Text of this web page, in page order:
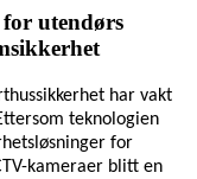
utendørs
har vakt
teknologien
for
kameraer blitt en